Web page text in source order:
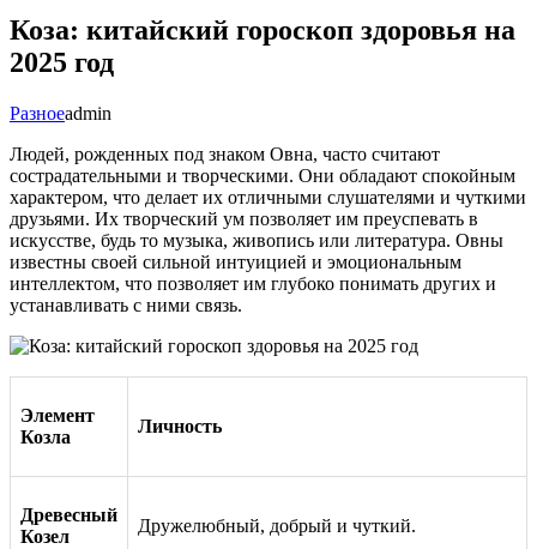
Коза: китайский гороскоп здоровья на
2025 год
Разноеadmin
Людей, рожденных под знаком Овна, часто считают
сострадательными и творческими. Они обладают спокойным
характером, что делает их отличными слушателями и чуткими
друзьями. Их творческий ум позволяет им преуспевать в
искусстве, будь то музыка, живопись или литература. Овны
известны своей сильной интуицией и эмоциональным
интеллектом, что позволяет им глубоко понимать других и
устанавливать с ними связь.
Элемент
Козла
Личность
Древесный
Козел
Дружелюбный, добрый и чуткий.